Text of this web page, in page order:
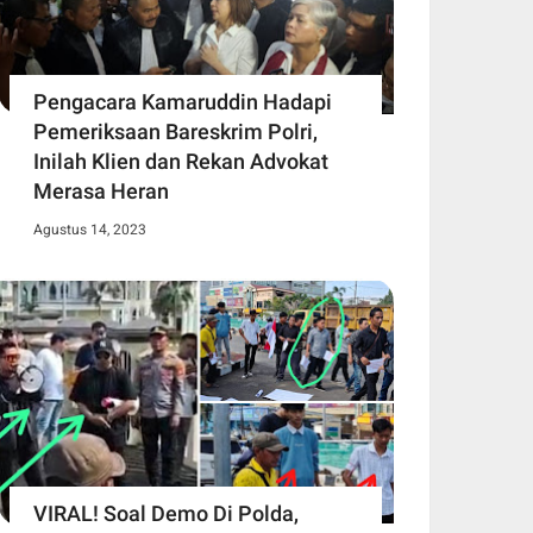
Pengacara Kamaruddin Hadapi
Pemeriksaan Bareskrim Polri,
Inilah Klien dan Rekan Advokat
Merasa Heran
Agustus 14, 2023
VIRAL! Soal Demo Di Polda,